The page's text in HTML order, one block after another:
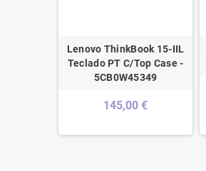
Lenovo ThinkBook 15-IIL
Teclado PT C/Top Case -
5CB0W45349
145,00 €